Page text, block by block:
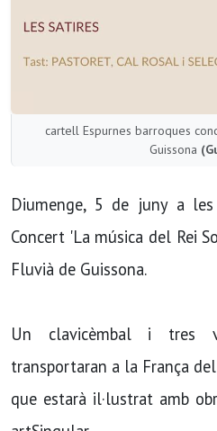
cartell Espurnes barroques
Guissona
Diumenge, 5 de juny a
Concert 'La música del Rei
Fluvià de Guissona.
Un clavicèmbal i tres
transportaran a la França
que estarà il·lustrat amb